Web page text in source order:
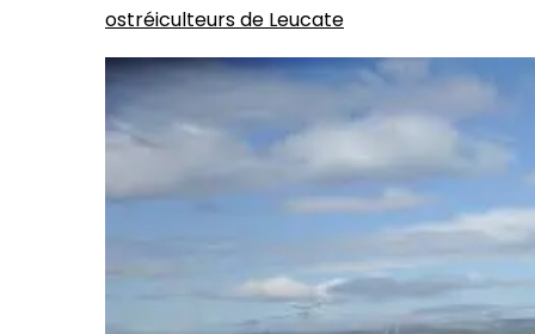
ostréiculteurs de Leucate